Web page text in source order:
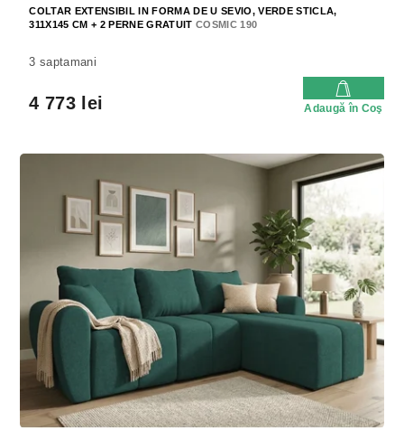
COLTAR EXTENSIBIL IN FORMA DE U SEVIO, VERDE STICLA,
311X145 CM + 2 PERNE GRATUIT COSMIC 190
3 saptamani
4 773 lei Adaugă în Coş